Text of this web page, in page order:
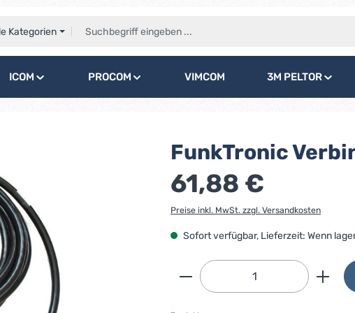
Kategorien
ICOM PROCOM VIMCOM 3M PELTOR
FunkTronic
61,88 €
Preise inkl. MwSt. zzgl. Versandkosten
Sofort verfügbar, Lieferzeit: Wenn
Produkt Anzahl: Gib